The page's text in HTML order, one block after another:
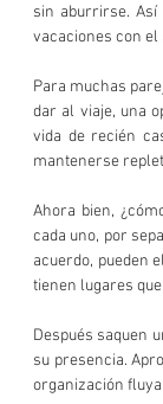
sin aburrirse.
vacaciones con el
Para muchas
dar al viaje, una
vida de recién
mantenerse
Ahora bien,
cada uno, por
acuerdo, pueden
tienen lugares
Después saquen
su presencia.
organización